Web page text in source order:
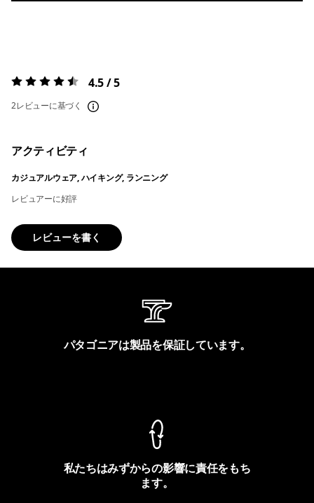
評価:4.5 / 5 4.5 / 5
2レビューに基づく
アクティビティ
カジュアルウェア, ハイキング, ランニング
レビュアーに好評
レビューを書く
パタゴニアは製品を保証しています。
私たちはみずからの影響に責任をもち
ます。